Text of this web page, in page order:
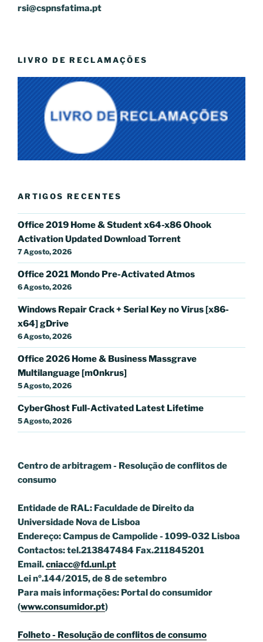
rsi@cspnsfatima.pt
LIVRO DE RECLAMAÇÕES
ARTIGOS RECENTES
Office 2019 Home & Student x64-x86 Ohook
Activation Updated Dоwnlоad Torrent
7 Agosto, 2026
Office 2021 Mondo Pre-Activated Atmos
6 Agosto, 2026
Windows Repair Crack + Serial Key no Virus [x86-
x64] gDrive
6 Agosto, 2026
Office 2026 Home & Business Massgrave
Multilanguage [m0nkrus]
5 Agosto, 2026
CyberGhost Full-Activated Latest Lifetime
5 Agosto, 2026
Centro de arbitragem - Resolução de conflitosde
consumo
Entidade de RAL: Faculdade de Direito da
Universidade Nova de Lisboa
Endereço: Campus de Campolide - 1099-032 Lisboa
Contactos: tel.213847484 Fax.211845201
Email.cniacc@fd.unl.pt
Lei nº.144/2015, de 8 de setembro
Para mais informações: Portal do consumidor
(www.consumidor.pt)
Folheto - Resolução de conflitos de consumo